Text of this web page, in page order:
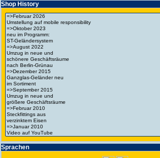
Shop History
Spra­chen